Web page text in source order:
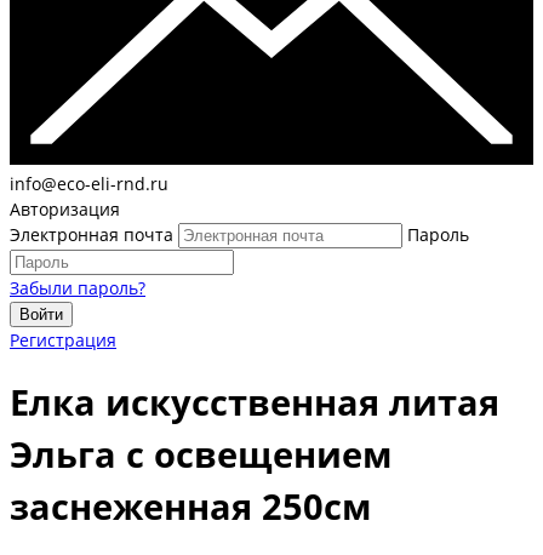
info@eco-eli-rnd.ru
Авторизация
Электронная почта
Пароль
Забыли пароль?
Войти
Регистрация
Елка искусственная литая
Эльга с освещением
заснеженная 250см